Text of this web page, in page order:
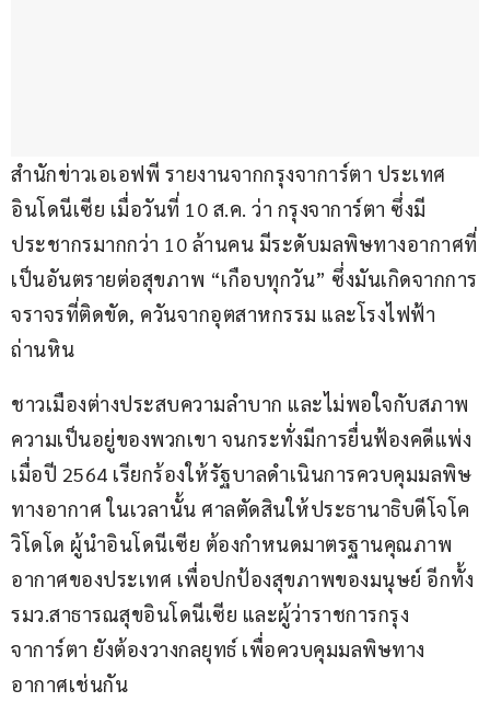
สำนักข่าวเอเอฟพี รายงานจากกรุงจาการ์ตา ประเทศ
อินโดนีเซีย เมื่อวันที่ 10 ส.ค. ว่า กรุงจาการ์ตา ซึ่งมี
ประชากรมากกว่า 10 ล้านคน มีระดับมลพิษทางอากาศที่
เป็นอันตรายต่อสุขภาพ “เกือบทุกวัน” ซึ่งมันเกิดจากการ
จราจรที่ติดขัด, ควันจากอุตสาหกรรม และโรงไฟฟ้า
ถ่านหิน
ชาวเมืองต่างประสบความลำบาก และไม่พอใจกับสภาพ
ความเป็นอยู่ของพวกเขา จนกระทั่งมีการยื่นฟ้องคดีแพ่ง
เมื่อปี 2564 เรียกร้องให้รัฐบาลดำเนินการควบคุมมลพิษ
ทางอากาศ ในเวลานั้น ศาลตัดสินให้ประธานาธิบดีโจโค
วิโดโด ผู้นำอินโดนีเซีย ต้องกำหนดมาตรฐานคุณภาพ
อากาศของประเทศ เพื่อปกป้องสุขภาพของมนุษย์ อีกทั้ง
รมว.สาธารณสุขอินโดนีเซีย และผู้ว่าราชการกรุง
จาการ์ตา ยังต้องวางกลยุทธ์ เพื่อควบคุมมลพิษทาง
อากาศเช่นกัน